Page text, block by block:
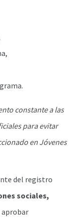
constante a las
para evitar
en Jóvenes
del registro
sociales,
aprobar